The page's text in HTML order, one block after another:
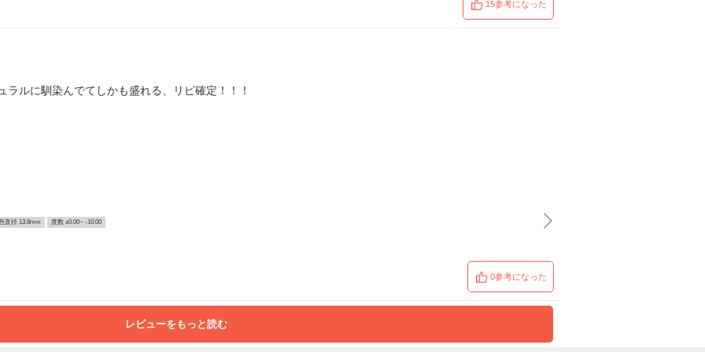
15参考になった
ルに馴染んでてしかも盛れる、リピ確定！！！
直径 13.8mm 度数 ±0.00~ -10.00
0参考になった
レビューをもっと読む